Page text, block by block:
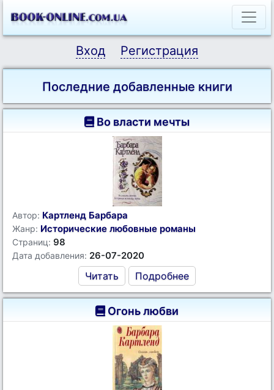
Вход Регистрация
Последние добавленные книги
Во власти мечты
Автор: Картленд Барбара
Жанр: Исторические любовные романы
Страниц: 98
Дата добавления: 26-07-2020
Читать Подробнее
Огонь любви